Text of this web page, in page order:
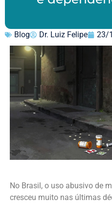
Blog Dr. Luiz Felipe 23/
No Brasil, o uso abusivo de
cresceu muito nas últimas